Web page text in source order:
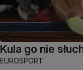
Kula go nie
EUROSPORT